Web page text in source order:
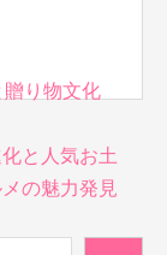
り物文化
と人気お土
の魅力発見